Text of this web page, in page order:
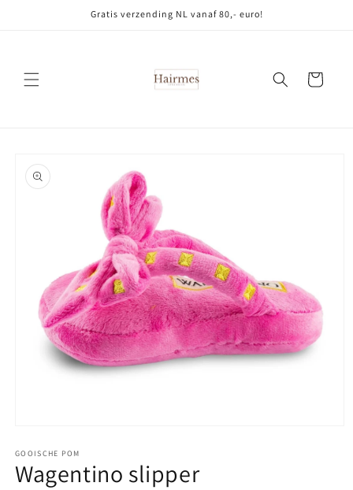
Gratis verzending NL vanaf 80,- euro!
Winkelwagen
direct naar
openen
in
modaal
GOOISCHE POM
Wagentino slipper